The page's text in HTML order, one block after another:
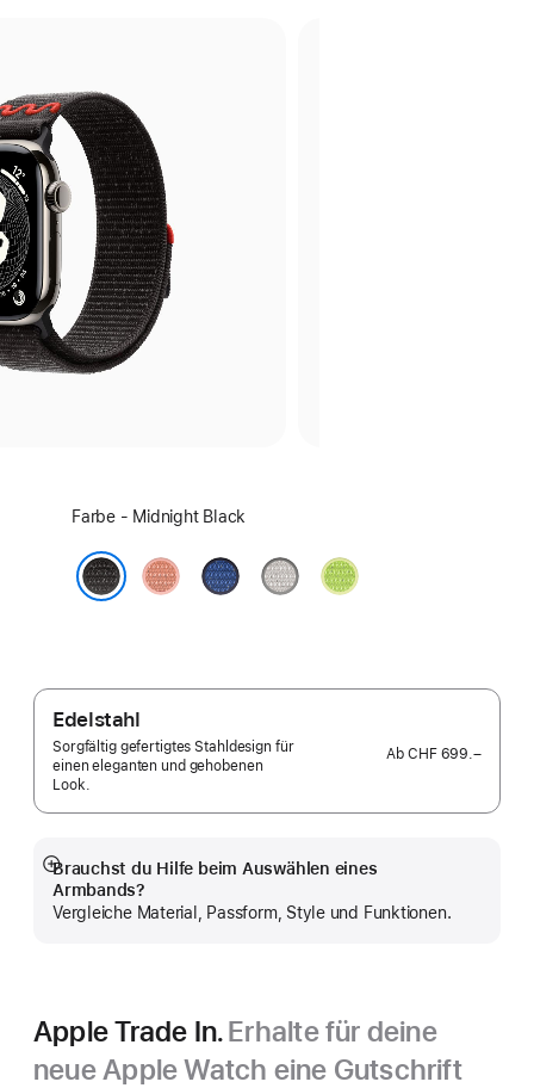
Farbe
Farbe - Midnight Black
Alpenglow
Pink
Blue
Ribbon
Veiled
Grey
Volt
Splash
Edelstahl
Sorgfältig gefertigtes Stahldesign für
einen eleganten und gehobenen
Look.
AbCHF 699.–
Brauchst du Hilfe beim Auswählen eines
Armbands?
Vergleiche Material, Passform, Style und Funktionen.
Mehr
anzeigen
Apple Trade In.Erhalte für deine
neue Apple Watch eine Gutschrift